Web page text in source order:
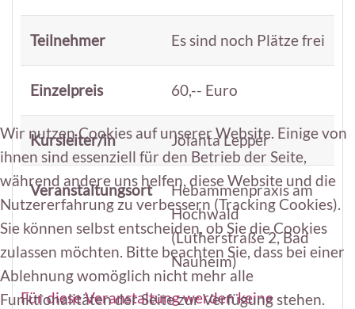
Teilnehmer Es sind noch Plätze frei
Einzelpreis 60,-- Euro
Kursleiter/in Jolanta Lepper
Veranstaltungsort
Hebammenpraxis am
Hochwald
(Lutherstraße 2, Bad
Nauheim)
Für diese Veranstaltung werden keine
Wir nutzen Cookies auf unserer Website. Einige von
ihnen sind essenziell für den Betrieb der Seite,
während andere uns helfen, diese Website und die
Nutzererfahrung zu verbessern (Tracking Cookies).
Sie können selbst entscheiden, ob Sie die Cookies
zulassen möchten. Bitte beachten Sie, dass bei einer
Ablehnung womöglich nicht mehr alle
Funktionalitäten der Seite zur Verfügung stehen.